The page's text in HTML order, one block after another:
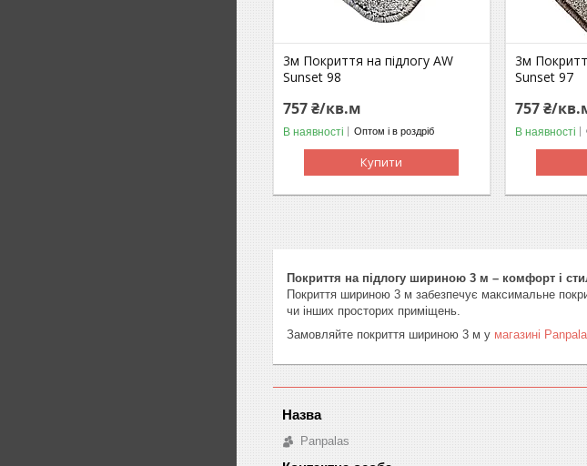
3м Покриття на підлогу AW
Sunset 98
757 ₴/кв.м
В наявності Оптом і в роздріб
Купити
3м
Sunset 97
757 ₴/
В наявності
Покриття на підлогу шириною 3 м – комфорт і
Покриття шириною 3 м забезпечує максимальне
чи інших просторих приміщень.
Замовляйте покриття шириною 3 м у магазині
Panpalas